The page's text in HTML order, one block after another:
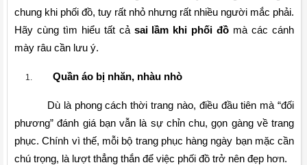
chung khi phối đồ, tuy rất nhỏ nhưng rất nhiều người mắc phải.
Hãy cùng tìm hiểu tất cả sai lầm khi phối đồ mà các cánh
mày râu cần lưu ý.
Quần áo bị nhăn, nhàu nhò
Dù là phong cách thời trang nào, điều đầu tiên mà “đối
phương” đánh giá bạn vẫn là sự chỉn chu, gọn gàng về trang
phục. Chính vì thế, mỗi bộ trang phục hàng ngày bạn mặc cần
chú trọng, là lượt thẳng thắn để việc phối đồ trở nên đẹp hơn.